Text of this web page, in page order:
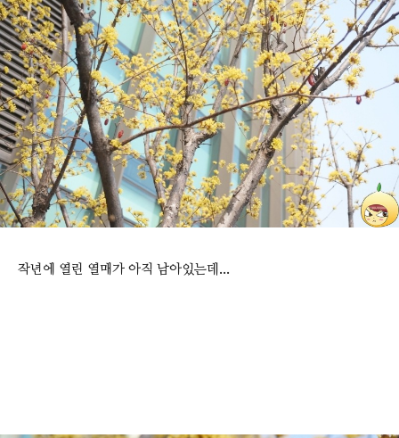
작년에 열린 열매가 아직 남아있는데...